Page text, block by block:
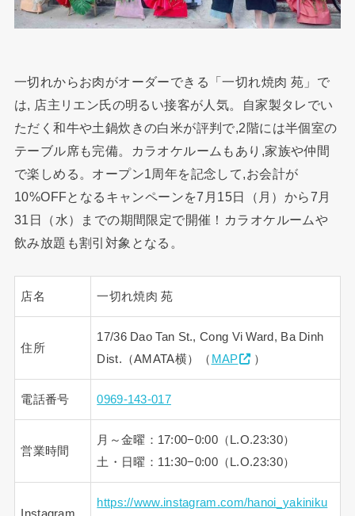
一切れからお肉がオーダーできる「一切れ焼肉 苑」で
は, 店主リエン氏の明るい接客が人気。自家製タレでい
ただく和牛や土鍋炊きの白米が評判で,2階には半個室の
テーブル席も完備。カラオケルームもあり,家族や仲間
で楽しめる。オープン1周年を記念して,お会計が
10%OFFとなるキャンペーンを7月15日（月）から7月
31日（水）までの期間限定で開催！カラオケルームや
飲み放題も割引対象となる。
店名 一切れ焼肉 苑
住所
17/36 Dao Tan St., Cong Vi Ward, Ba Dinh
Dist.（AMATA横）（ MAP ）
電話番号 0969-143-017
営業時間
月～金曜：17:00−0:00（L.O.23:30）
土・日曜：11:30−0:00（L.O.23:30）
Instagram
https://www.instagram.com/hanoi_yakiniku